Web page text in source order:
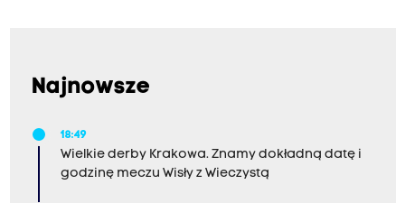
Najnowsze
18:49
Wielkie derby Krakowa. Znamy dokładną datę i
godzinę meczu Wisły z Wieczystą